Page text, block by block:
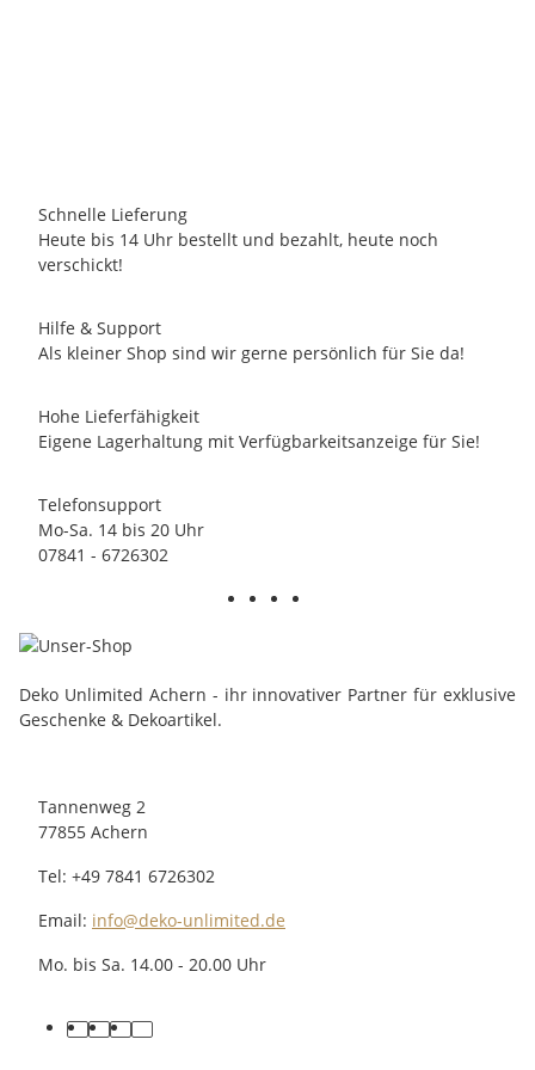
Schnelle Lieferung
Heute bis 14 Uhr bestellt und bezahlt, heute noch
verschickt!
Hilfe & Support
Als kleiner Shop sind wir gerne persönlich für Sie da!
Hohe Lieferfähigkeit
Eigene Lagerhaltung mit Verfügbarkeitsanzeige für Sie!
Telefonsupport
Mo-Sa. 14 bis 20 Uhr
07841 - 6726302
Deko Unlimited Achern - ihr innovativer Partner für exklusive
Geschenke & Dekoartikel.
Tannenweg 2
77855 Achern
Tel: +49 7841 6726302
Email: info@deko-unlimited.de
Mo. bis Sa. 14.00 - 20.00 Uhr
facebook
youtube
pinterest
instagram